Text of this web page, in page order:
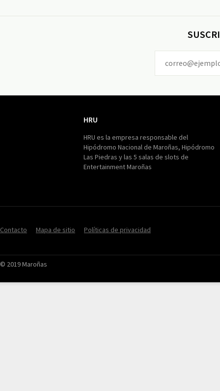
HRU
HRU es la empresa responsable del
Hipódromo Nacional de Maroñas, Hipódromo
Las Piedras y las 5 salas de slots de
Entertainment Maroñas
Contacto Mapa de sitio Políticas de privacidad
© 2019 Maroñas